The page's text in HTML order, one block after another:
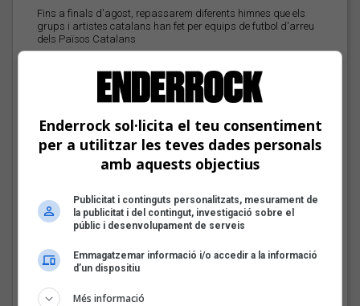
Fins a finals d'agost, repassarem diferents himnes que els
grups i artistes catalans han fet per equips de futbol d'arreu
dels Països Catalans
El Sona9 d'estiu d'iCat
descobreix els
concursants balears i
valencians
Tot a punt per la Plaça
del Folk 2026
Enderrock sol·licita el teu consentiment
per a utilitzar les teves dades personals
amb aquests objectius
Publicitat i continguts personalitzats, mesurament de
la publicitat i del contingut, investigació sobre el
públic i desenvolupament de serveis
Emmagatzemar informació i/o accedir a la informació
d’un dispositiu
Més informació